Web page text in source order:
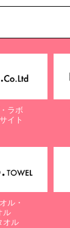
ラボ
イト
ル・
ル
オル